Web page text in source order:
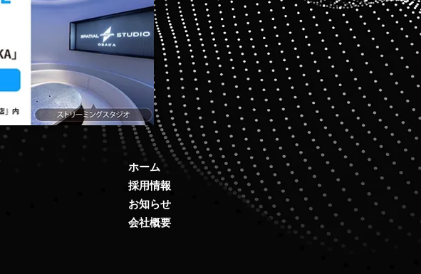
ホーム
採用情報
お知らせ
会社概要